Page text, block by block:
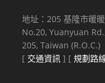
地址：205 基隆市暖
No.20, Yuanyuan
205, Taiwan (R.O.C.)
[ 交通資訊 ] [規劃路